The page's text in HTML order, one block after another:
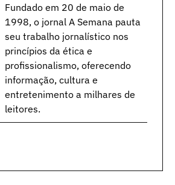
Fundado em 20 de maio de
1998, o jornal A Semana pauta
seu trabalho jornalístico nos
princípios da ética e
profissionalismo, oferecendo
informação, cultura e
entretenimento a milhares de
leitores.